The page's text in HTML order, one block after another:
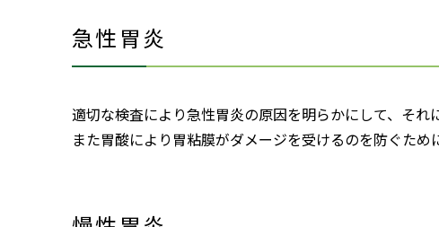
急性胃炎
適切な検査により急性胃炎の原因を明らかにして、それ
また胃酸により胃粘膜がダメージを受けるのを防ぐため